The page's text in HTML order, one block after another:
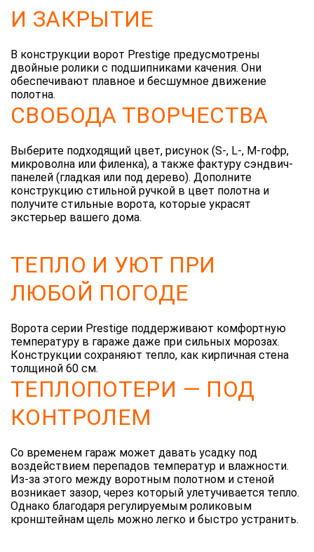
И ЗАКРЫТИЕ
В конструкции ворот Prestige предусмотрены
двойные ролики с подшипниками качения. Они
обеспечивают плавное и бесшумное движение
полотна.
СВОБОДА ТВОРЧЕСТВА
Выберите подходящий цвет, рисунок (S-, L-, M-гофр,
микроволна или филенка), а также фактуру сэндвич-
панелей (гладкая или под дерево). Дополните
конструкцию стильной ручкой в цвет полотна и
получите стильные ворота, которые украсят
экстерьер вашего дома.
ТЕПЛО И УЮТ ПРИ
ЛЮБОЙ ПОГОДЕ
Ворота серии Prestige поддерживают комфортную
температуру в гараже даже при сильных морозах.
Конструкции сохраняют тепло, как кирпичная стена
толщиной 60 см.
ТЕПЛОПОТЕРИ — ПОД
КОНТРОЛЕМ
Со временем гараж может давать усадку под
воздействием перепадов температур и влажности.
Из-за этого между воротным полотном и стеной
возникает зазор, через который улетучивается тепло.
Однако благодаря регулируемым роликовым
кронштейнам щель можно легко и быстро устранить.